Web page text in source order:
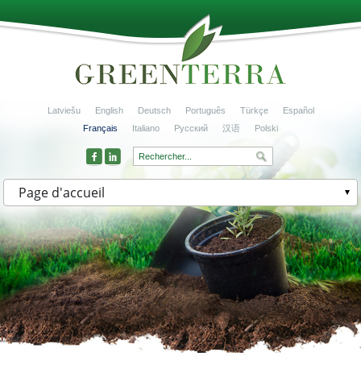
Latviešu English Deutsch Português Türkçe
Español
Français
Italiano Русский 汉语 Polski
Page d'accueil